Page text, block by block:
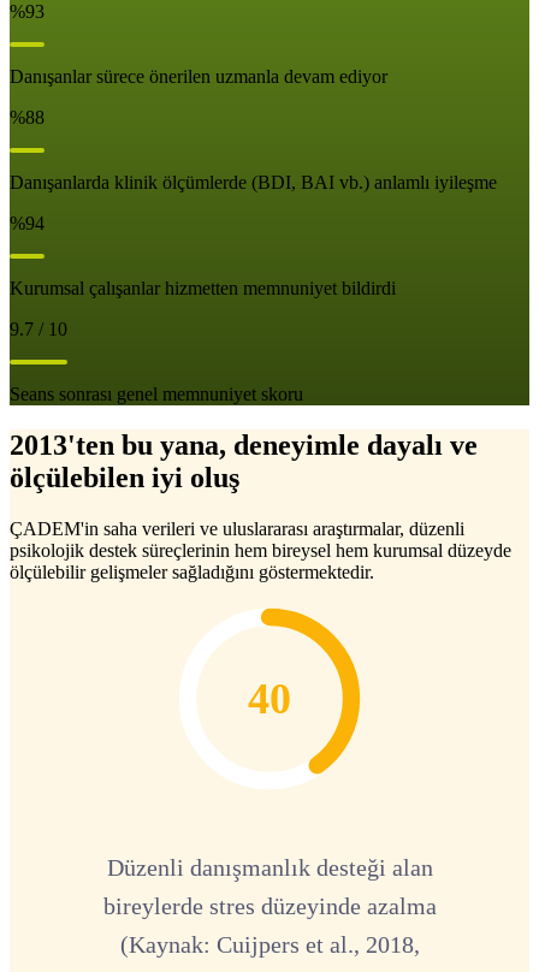
%93
Danışanlar sürece önerilen uzmanla devam ediyor
%88
Danışanlarda klinik ölçümlerde (BDI, BAI vb.) anlamlı iyileşme
%94
Kurumsal çalışanlar hizmetten memnuniyet bildirdi
9.7 / 10
Seans sonrası genel memnuniyet skoru
2013'ten bu yana, deneyimle dayalı ve
ölçülebilen iyi oluş
ÇADEM'in saha verileri ve uluslararası araştırmalar, düzenli
psikolojik destek süreçlerinin hem bireysel hem kurumsal düzeyde
ölçülebilir gelişmeler sağladığını göstermektedir.
40
Düzenli danışmanlık desteği alan
bireylerde stres düzeyinde azalma
(Kaynak: Cuijpers et al., 2018,